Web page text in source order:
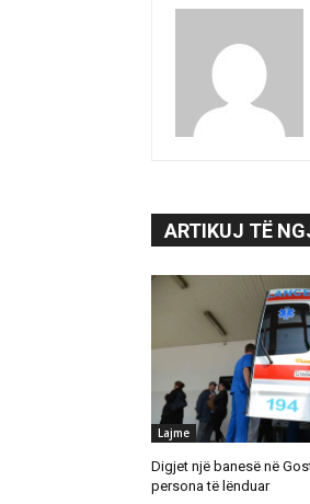
ARTIKUJ TË
Lajme
Digjet një banesë në
persona të lënduar